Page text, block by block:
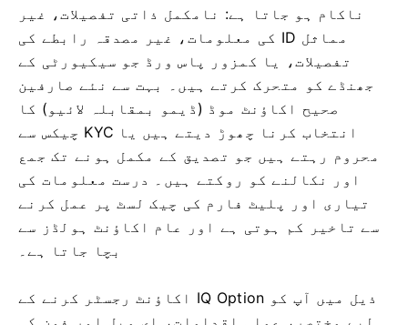
ناکام ہو جاتا ہے: نامکمل ذاتی تفصیلات، غیر
مماثل ID کی معلومات، غیر مصدقہ رابطے کی
تفصیلات، یا کمزور پاس ورڈ جو سیکیورٹی کے
جھنڈے کو متحرک کرتے ہیں۔ بہت سے نئے صارفین
صحیح اکاؤنٹ موڈ (ڈیمو بمقابلہ لائیو) کا
انتخاب کرنا چھوڑ دیتے ہیں یا KYC چیکس سے
محروم رہتے ہیں جو تصدیق کے مکمل ہونے تک جمع
اور نکالنے کو روکتے ہیں۔ درست معلومات کی
تیاری اور پلیٹ فارم کی چیک لسٹ پر عمل کرنے
سے تاخیر کم ہوتی ہے اور عام اکاؤنٹ ہولڈز سے
بچا جاتا ہے۔
ذیل میں آپ کو IQ Option اکاؤنٹ رجسٹر کرنے کے
لیے مختصر، عملی اقدامات، ای میل اور فون کی